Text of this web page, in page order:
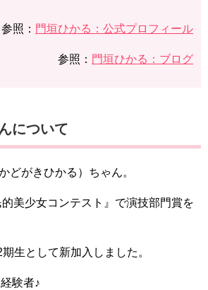
参照： 門垣ひかる：公式プロフィール
参照： 門垣ひかる：ブログ
について
どがきひかる）ちゃん。
的美少女コンテスト』で演技部門賞を
生として新加入しました。
験者♪